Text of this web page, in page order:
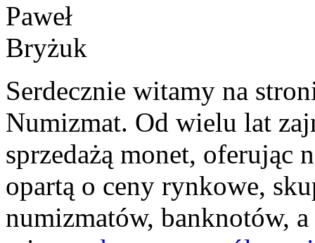
Serdecznie witamy na
Numizmat. Od wielu lat
sprzedażą monet, oferując
opartą o ceny rynkowe,
numizmatów, banknotów,